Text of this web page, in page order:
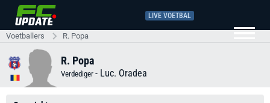
LIVE VOETBAL
Voetballers R. Popa
R. Popa
Verdediger - Luc. Oradea